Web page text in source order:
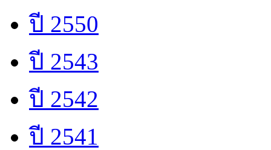
ปี 2550
ปี 2543
ปี 2542
ปี 2541